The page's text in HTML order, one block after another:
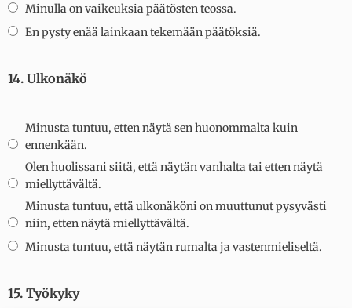
Minulla on vaikeuksia päätösten teossa.
En pysty enää lainkaan tekemään päätöksiä.
14. Ulkonäkö
Minusta tuntuu, etten näytä sen huonommalta kuin
ennenkään.
Olen huolissani siitä, että näytän vanhalta tai etten näytä
miellyttävältä.
Minusta tuntuu, että ulkonäköni on muuttunut pysyvästi
niin, etten näytä miellyttävältä.
Minusta tuntuu, että näytän rumalta ja vastenmieliseltä.
15. Työkyky